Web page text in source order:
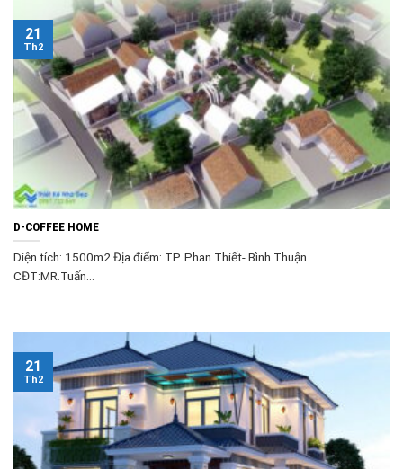
D-COFFEE HOME
Diện tích: 1500m2 Địa điểm: TP. Phan Thiết- Bình Thuận
CĐT:MR.Tuấn...
21
Th2
21
Th2